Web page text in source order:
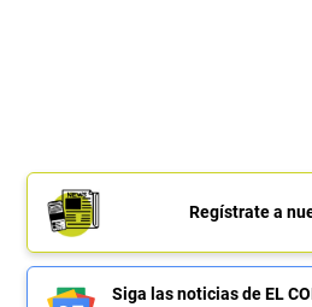
Regístrate a
Siga las noticias de EL